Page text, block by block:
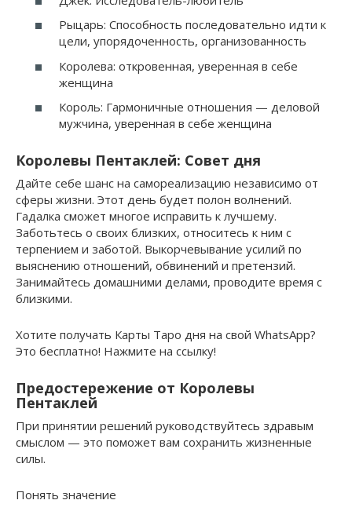
Рыцарь: Способность последовательно идти к
цели, упорядоченность, организованность
Королева: откровенная, уверенная в себе
женщина
Король: Гармоничные отношения — деловой
мужчина, уверенная в себе женщина
Королевы Пентаклей: Совет дня
Дайте себе шанс на самореализацию независимо от
сферы жизни. Этот день будет полон волнений.
Гадалка сможет многое исправить к лучшему.
Заботьтесь о своих близких, относитесь к ним с
терпением и заботой. Выкорчевывание усилий по
выяснению отношений, обвинений и претензий.
Занимайтесь домашними делами, проводите время с
близкими.
Хотите получать Карты Таро дня на свой WhatsApp?
Это бесплатно! Нажмите на ссылку!
Предостережение от Королевы
Пентаклей
При принятии решений руководствуйтесь здравым
смыслом — это поможет вам сохранить жизненные
силы.
Понять значение